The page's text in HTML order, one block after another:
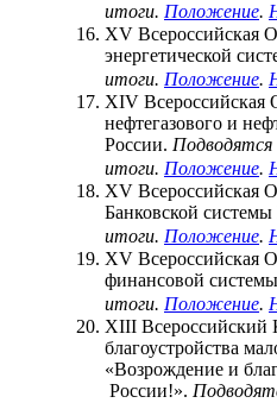
итоги. Положение.
XV Всероссийская
энергетической
итоги. Положение.
XIV Всероссийская
нефтегазового и
России. Подводятся
итоги. Положение.
XV Всероссийская
Банковской системы
итоги. Положение.
XV Всероссийская
финансовой
итоги. Положение.
XIII Всероссийский
благоустройства
«Возрождение и
России!».